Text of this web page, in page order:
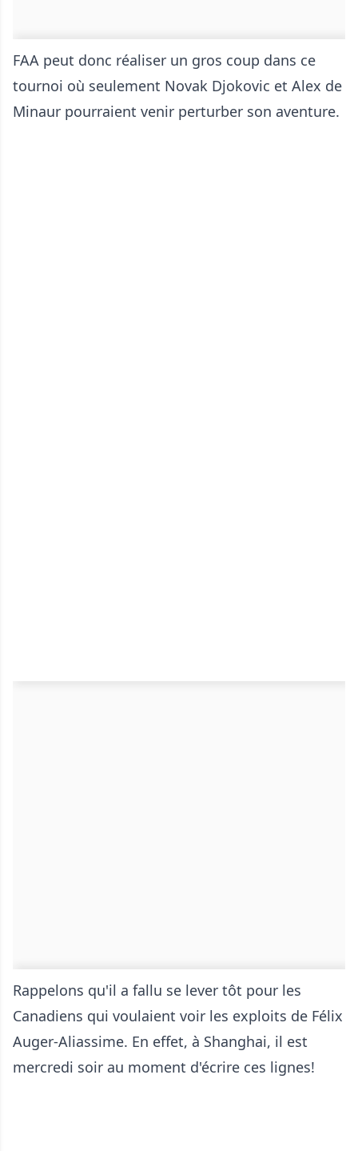
FAA peut donc réaliser un gros coup dans ce
tournoi où seulement Novak Djokovic et Alex de
Minaur pourraient venir perturber son aventure.
Rappelons qu'il a fallu se lever tôt pour les
Canadiens qui voulaient voir les exploits de Félix
Auger-Aliassime. En effet, à Shanghai, il est
mercredi soir au moment d'écrire ces lignes!